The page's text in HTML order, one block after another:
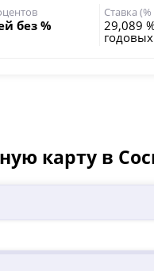
без %
Ставка
29,089
годовых
карту в